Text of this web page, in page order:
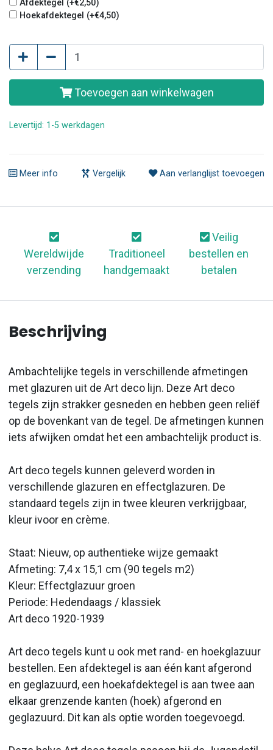
Afdektegel (+€2,50)
Hoekafdektegel (+€4,50)
Toevoegen aan winkelwagen
Levertijd: 1-5 werkdagen
Meer info Vergelijk Aan verlanglijst toevoegen
Wereldwijde
verzending
Traditioneel
handgemaakt
Veilig
bestellen en
betalen
Beschrijving
Ambachtelijke tegels in verschillende afmetingen
met glazuren uit de Art deco lijn. Deze Art deco
tegels zijn strakker gesneden en hebben geen reliëf
op de bovenkant van de tegel. De afmetingen kunnen
iets afwijken omdat het een ambachtelijk product is.
Art deco tegels kunnen geleverd worden in
verschillende glazuren en effectglazuren. De
standaard tegels zijn in twee kleuren verkrijgbaar,
kleur ivoor en crème.
Staat: Nieuw, op authentieke wijze gemaakt
Afmeting: 7,4 x 15,1 cm (90 tegels m2)
Kleur: Effectglazuur groen
Periode: Hedendaags / klassiek
Art deco 1920-1939
Art deco tegels kunt u ook met rand- en hoekglazuur
bestellen. Een afdektegel is aan één kant afgerond
en geglazuurd, een hoekafdektegel is aan twee aan
elkaar grenzende kanten (hoek) afgerond en
geglazuurd. Dit kan als optie worden toegevoegd.